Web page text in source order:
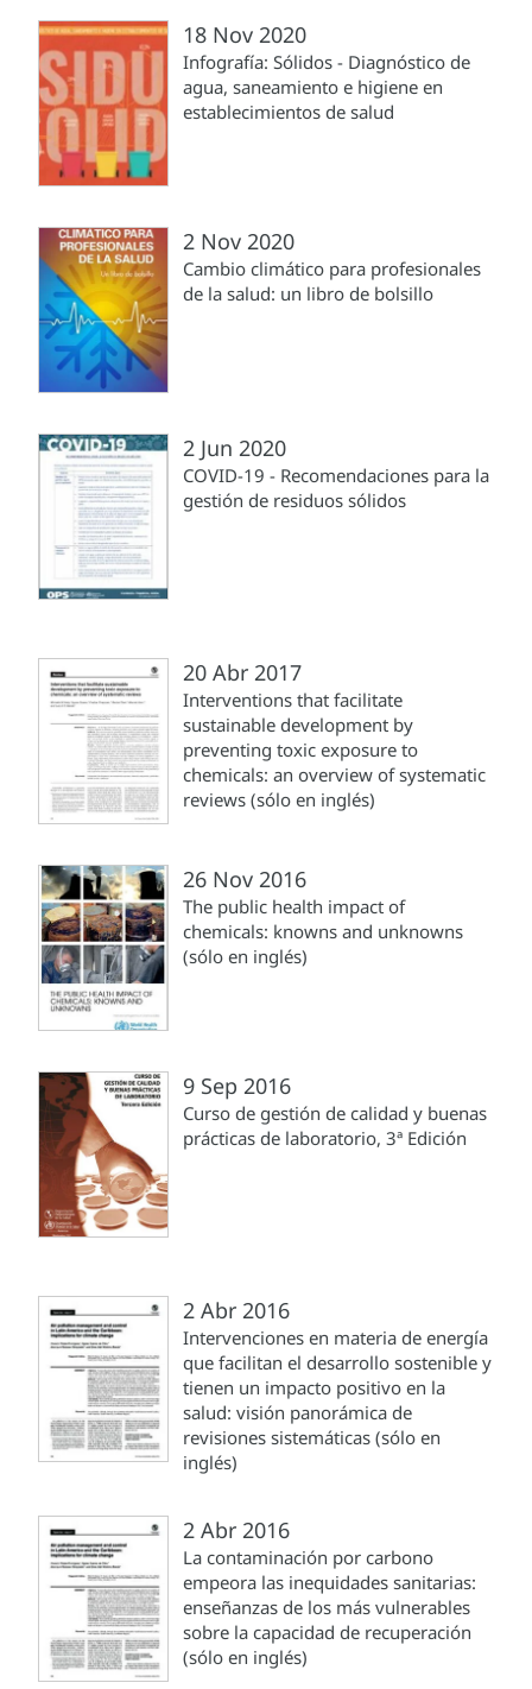
18 Nov 2020
Infografía: Sólidos - Diagnóstico de
agua, saneamiento e higiene en
establecimientos de salud
2 Nov 2020
Cambio climático para profesionales
de la salud: un libro de bolsillo
2 Jun 2020
COVID-19 - Recomendaciones para la
gestión de residuos sólidos
20 Abr 2017
Interventions that facilitate
sustainable development by
preventing toxic exposure to
chemicals: an overview of systematic
reviews (sólo en inglés)
26 Nov 2016
The public health impact of
chemicals: knowns and unknowns
(sólo en inglés)
9 Sep 2016
Curso de gestión de calidad y buenas
prácticas de laboratorio, 3ª Edición
2 Abr 2016
Intervenciones en materia de energía
que facilitan el desarrollo sostenible y
tienen un impacto positivo en la
salud: visión panorámica de
revisiones sistemáticas (sólo en
inglés)
2 Abr 2016
La contaminación por carbono
empeora las inequidades sanitarias:
enseñanzas de los más vulnerables
sobre la capacidad de recuperación
(sólo en inglés)